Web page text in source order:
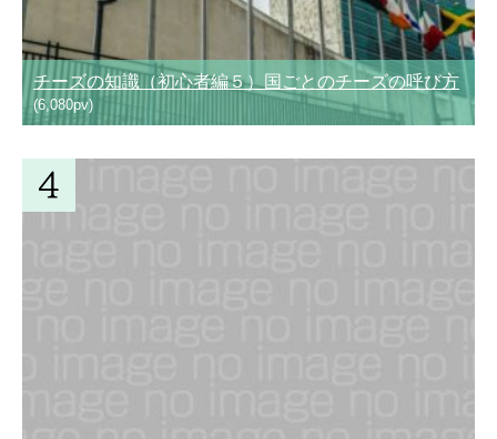
チーズの知識（初心者編５）国ごとのチーズの呼び方
(6,080pv)